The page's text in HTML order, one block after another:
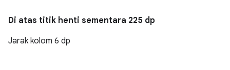
Di atas titik henti sementara 225 dp
Jarak kolom 6 dp